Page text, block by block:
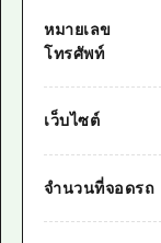
หมายเลข
โทรศัพท์
เว็บไซต์
จำนวนที่จอดรถ